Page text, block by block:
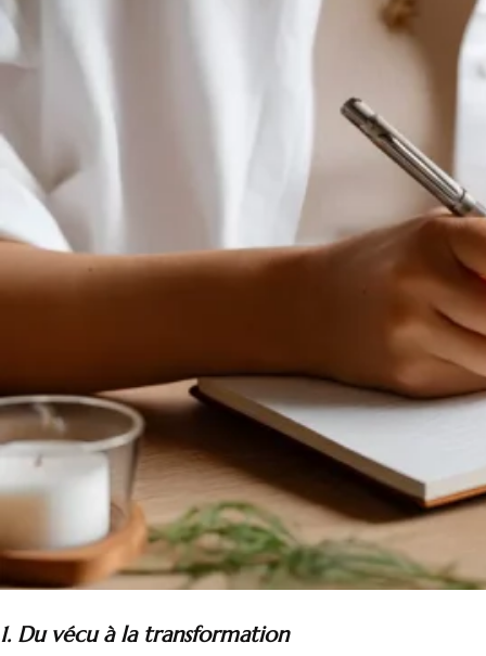
1. Du vécu à la transformation